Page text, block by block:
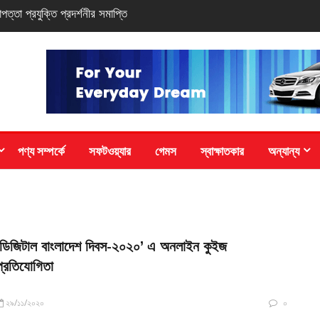
সিরিজ স্মার্টফোন
পণ্য সম্পর্কে সফটওয়্যার গেমস স্বাক্ষাতকার অন্যান্য
বাংলাদেশ দিবস-২০২০’ এ অনলাইন কুইজ
২৯/১১/২০২০ ০